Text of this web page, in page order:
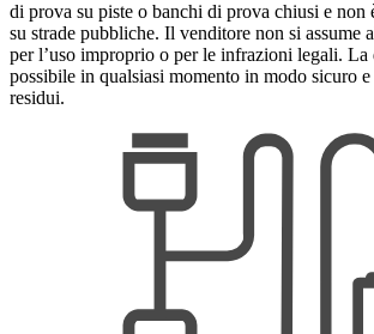
di prova su piste o banchi di prova chiusi e non
su strade pubbliche. Il venditore non si assume
per l’uso improprio o per le infrazioni legali. La
possibile in qualsiasi momento in modo sicuro e
residui.